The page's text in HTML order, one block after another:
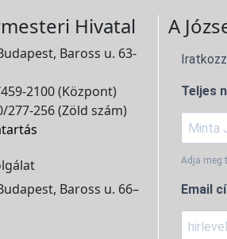
Hivatal
Baross u. 63-
2100 (Központ)
277-256 (Zöld szám)
Baross u. 66–
A
Teljes
Adja meg
Email